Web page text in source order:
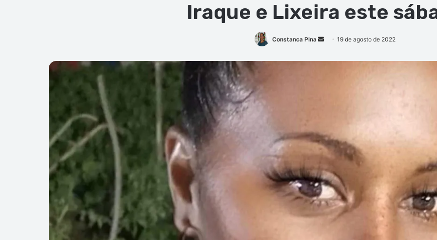
Iraque e Lixeira este
Constanca Pina
Mande
e-
19 de agosto de 2022